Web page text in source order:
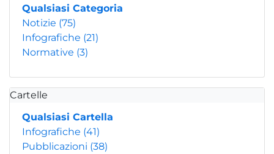
Qualsiasi Categoria
Notizie (75)
Infografiche (21)
Normative (3)
Cartelle
Qualsiasi Cartella
Infografiche (41)
Pubblicazioni (38)